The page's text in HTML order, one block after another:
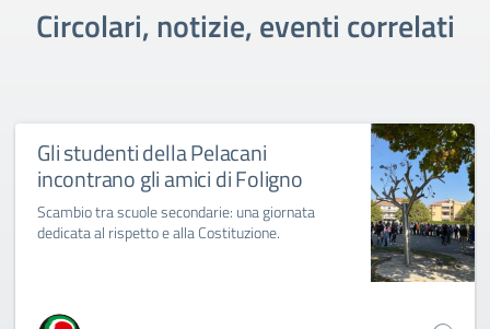
Circolari, notizie, eventi correlati
Gli studenti della Pelacani
incontrano gli amici di Foligno
Scambio tra scuole secondarie: una giornata
dedicata al rispetto e alla Costituzione.